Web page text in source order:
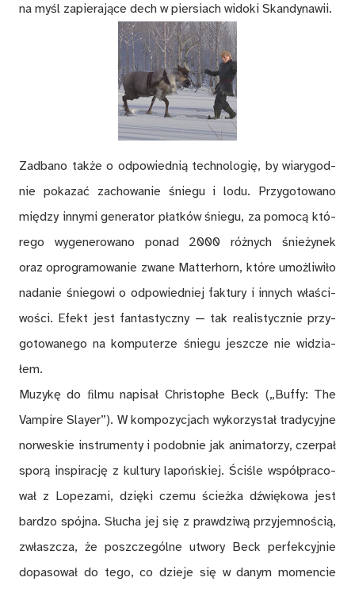
na myśl za­pie­ra­ją­ce dech w pier­siach wi­do­ki Skan­dy­na­wii.
Za­dba­no tak­że o od­po­wied­nią tech­no­lo­gię, by wia­ry­god­
nie po­ka­zać za­cho­wa­nie śnie­gu i lodu. Przy­go­to­wa­no
mię­dzy in­ny­mi ge­ne­ra­tor płat­ków śnie­gu, za po­mo­cą któ­
re­go wy­ge­ne­ro­wa­no po­nad 2000 róż­nych śnie­ży­nek
oraz opro­gra­mo­wa­nie zwa­ne Mat­ter­horn, któ­re umoż­li­wi­ło
na­da­nie śniegowi o od­po­wied­niej fak­tu­ry i innych wła­ści­
wo­ści. Efekt jest fan­ta­stycz­ny — tak re­ali­stycz­nie przy­
go­to­wa­ne­go na kom­pu­te­rze śnie­gu jesz­cze nie wi­dzia­
łem.
Mu­zy­kę do ﬁl­mu na­pi­sał Chri­sto­phe Beck („Bu­ffy: The
Vam­pire Sla­yer”). W kom­po­zy­cjach wy­ko­rzy­stał tra­dy­cyj­ne
nor­we­skie in­stru­men­ty i po­dob­nie jak ani­ma­to­rzy, czer­pał
spo­rą in­spi­ra­cję z kul­tu­ry la­poń­skiej. Ści­śle współ­pra­co­
wał z Lo­pe­za­mi, dzię­ki cze­mu ścież­ka dźwię­ko­wa jest
bar­dzo spój­na. Słu­cha jej się z praw­dzi­wą przy­jem­no­ścią,
zwłasz­cza, że po­szcze­gól­ne utwo­ry Beck per­fek­cyj­nie
do­pa­so­wał do tego, co dzie­je się w da­nym mo­men­cie